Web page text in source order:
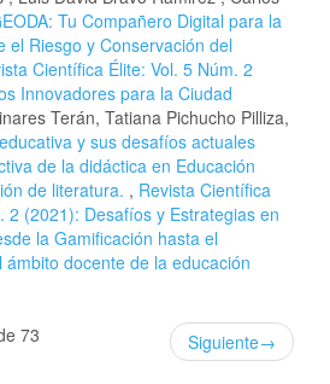
Tu Compañero Digital para la
el Riesgo y Conservación del
Científica Élite: Vol. 5 Núm. 2
Innovadores para la Ciudad
Terán, Tatiana Pichucho Pilliza,
y sus desafíos actuales
de la didáctica en Educación
de literatura. , Revista Científica
2 (2021): Desafíos y Estrategias en
la Gamificación hasta el
ámbito docente de la educación
73
Siguiente→